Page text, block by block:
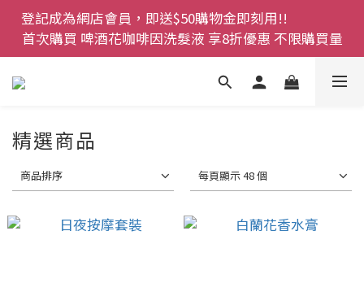
登記成為網店會員，即送$50購物金即刻用!!
首次購買 啤酒花咖啡因洗髮液 享8折優惠 不限購買量
登記成為網店會員，即送$50購物金即刻用!!
首次購買 啤酒花咖啡因洗髮液 享8折優惠 不限購買量
網店會員一年內累積消費 $4500 即刻變身 VIP 全年正
價貨 85 折，幫朋友買大家一齊抵 !!
今期優惠!! 濕疹救星 濕疹專用噴霧 買一枝送一件 50克
登記成為網店會員，即送$50購物金即刻用!!
精選商品
商品排序 每頁顯示 48 個